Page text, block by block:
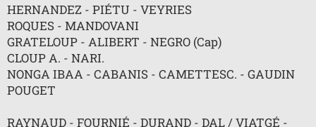
HERNANDEZ - PIÉTU - VEYRIES
ROQUES - MANDOVANI
GRATELOUP - ALIBERT - NEGRO (Cap)
CLOUP A. - NARI.
NONGA IBAA - CABANIS - CAMETTESC. - GAUDIN
POUGET
RAYNAUD - FOURNIÉ - DURAND - DAL / VIATGÉ -